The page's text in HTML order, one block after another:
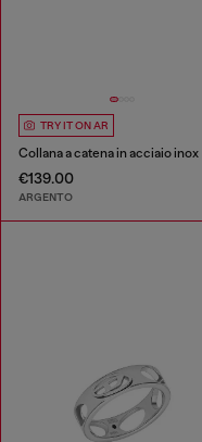
TRY IT ON AR
Collana a catena in acciaio inox
€139.00
ARGENTO